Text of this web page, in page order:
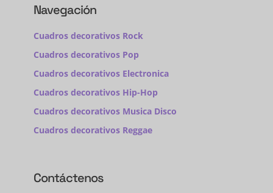
Navegación
Cuadros decorativos Rock
Cuadros decorativos Pop
Cuadros decorativos Electronica
Cuadros decorativos Hip-Hop
Cuadros decorativos Musica Disco
Cuadros decorativos Reggae
Contáctenos